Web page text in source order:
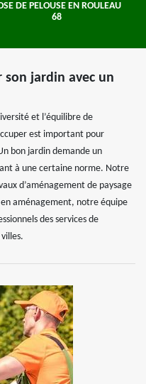
DE PELOUSE EN ROULEAU
68
jardin avec un
et l’équilibre de
est important pour
bon jardin demande un
à une certaine norme. Notre
d’aménagement de paysage
aménagement, notre équipe
des services de